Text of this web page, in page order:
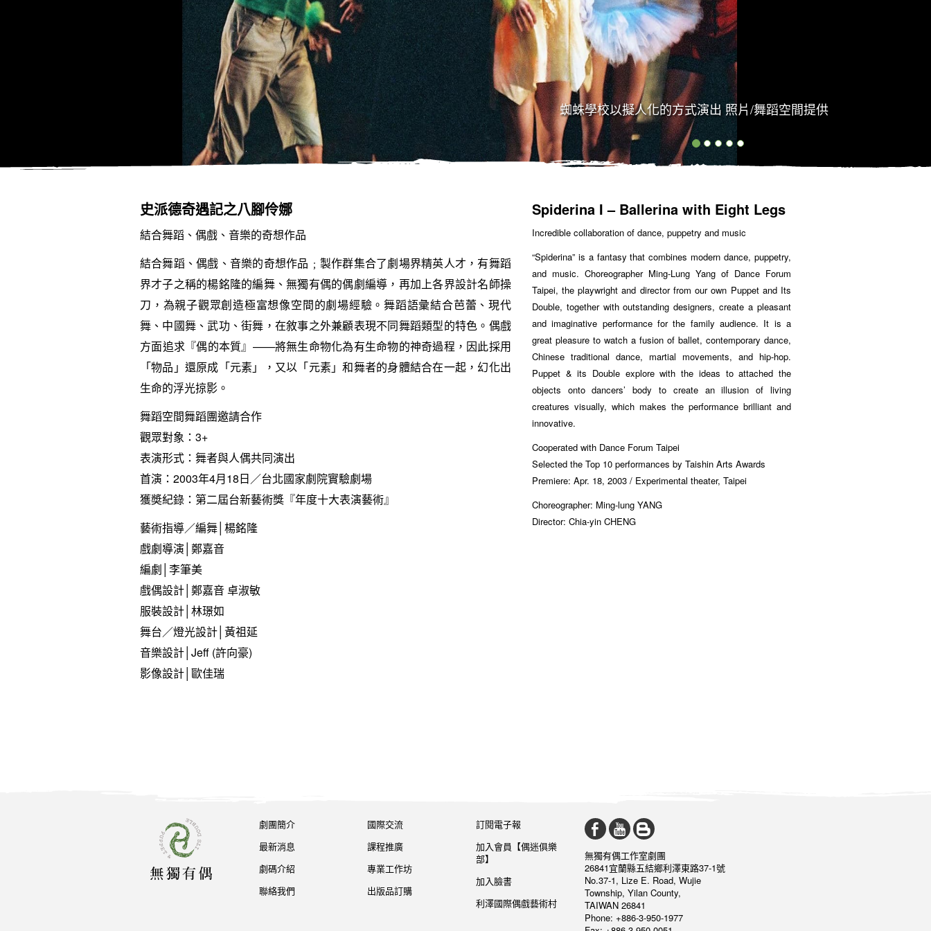
蜘蛛學校以擬人化的方式演出 照片/舞蹈空間提供
史派德奇遇記之八腳伶娜
結合舞蹈、偶戲、音樂的奇想作品
結合舞蹈、偶戲、音樂的奇想作品﹔製作群集合了劇場界精英人才，有舞蹈
界才子之稱的楊銘隆的編舞、無獨有偶的偶劇編導，再加上各界設計名師操
刀，為親子觀眾創造極富想像空間的劇場經驗。舞蹈語彙結合芭蕾、現代
舞、中國舞、武功、街舞，在敘事之外兼顧表現不同舞蹈類型的特色。偶戲
方面追求『偶的本質』——將無生命物化為有生命物的神奇過程，因此採用
「物品」還原成「元素」，又以「元素」和舞者的身體結合在一起，幻化出
生命的浮光掠影。
舞蹈空間舞蹈團邀請合作
觀眾對象：3+
表演形式：舞者與人偶共同演出
首演：2003年4月18日／台北國家劇院實驗劇場
獲奬紀錄：第二屆台新藝術獎『年度十大表演藝術』
藝術指導／編舞│楊銘隆
戲劇導演│鄭嘉音
編劇│李筆美
戲偶設計│鄭嘉音 卓淑敏
服裝設計│林璟如
舞台／燈光設計│黃祖延
音樂設計│Jeff (許向豪)
影像設計│歐佳瑞
Spiderina I – Ballerina with Eight Legs
Incredible collaboration of dance, puppetry and music
“Spiderina” is a fantasy that combines modern dance, puppetry,
and music. Choreographer Ming-Lung Yang of Dance Forum
Taipei, the playwright and director from our own Puppet and Its
Double, together with outstanding designers, create a pleasant
and imaginative performance for the family audience. It is a
great pleasure to watch a fusion of ballet, contemporary dance,
Chinese traditional dance, martial movements, and hip-hop.
Puppet & its Double explore with the ideas to attached the
objects onto dancers’ body to create an illusion of living
creatures visually, which makes the performance brilliant and
innovative.
Cooperated with Dance Forum Taipei
Selected the Top 10 performances by Taishin Arts Awards
Premiere: Apr. 18, 2003 / Experimental theater, Taipei
Choreographer: Ming-lung YANG
Director: Chia-yin CHENG
劇團簡介
最新消息
劇碼介紹
聯絡我們
國際交流
課程推廣
專業工作坊
出版品訂購
訂閱電子報
加入會員【偶迷俱樂
部】
加入臉書
利澤國際偶戲藝術村
無獨有偶工作室劇團
26841宜蘭縣五結鄉利澤東路37-1號
No.37-1, Lize E. Road, Wujie
Township, Yilan County,
TAIWAN 26841
Phone: +886-3-950-1977